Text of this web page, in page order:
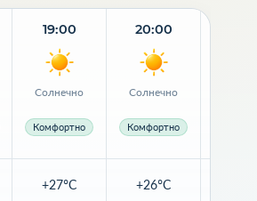
19:00
Солнечно
Комфортно
+27°C
20:00
Солнечно
Комфортно
+26°C